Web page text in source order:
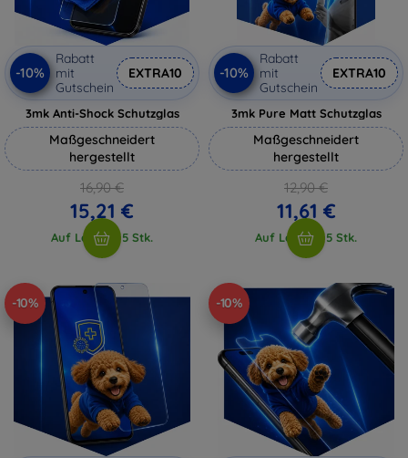
-10%
Rabatt
mit
Gutschein
EXTRA10
3mk Anti-Shock Schutzglas
Maßgeschneidert
hergestellt
16,90 €
15,21 €
Auf Lager > 5 Stk.
-10%
Rabatt
mit
Gutschein
EXTRA10
3mk Pure Matt Schutzglas
Maßgeschneidert
hergestellt
12,90 €
11,61 €
Auf Lager > 5 Stk.
-10% -10%